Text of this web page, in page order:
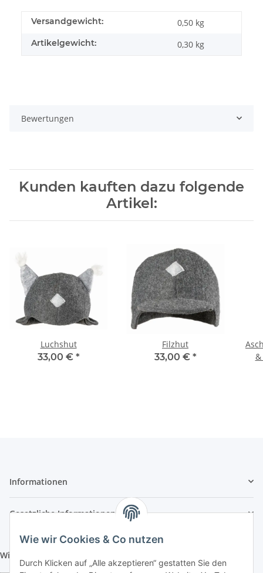
Versandgewicht: 0,50 kg
Artikelgewicht: 0,30 kg
Bewertungen
Kunden kauften dazu folgende
Artikel:
Luchshut
33,00 € *
Filzhut
33,00 € *
&
Informationen
Gesetzliche Informationen
Wir aktzeptieren folgende Zahlungsarten:
Wie wir Cookies & Co nutzen
Durch Klicken auf „Alle akzeptieren“ gestatten Sie den